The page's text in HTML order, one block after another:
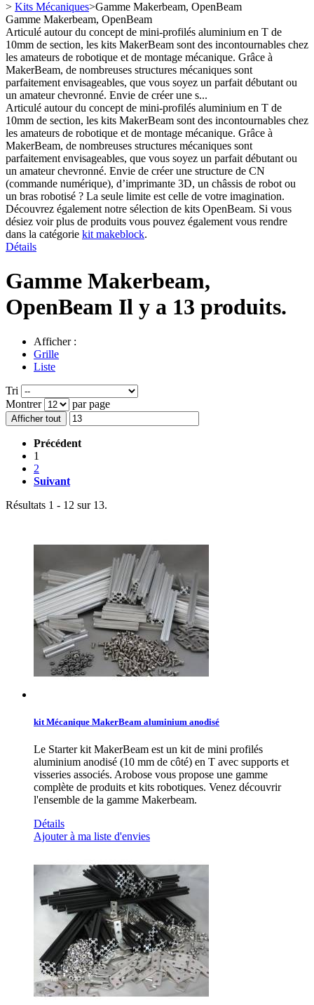
> Kits Mécaniques>Gamme Makerbeam, OpenBeam
Gamme Makerbeam, OpenBeam
Articulé autour du concept de mini-profilés aluminium en T de
10mm de section, les kits MakerBeam sont des incontournables chez
les amateurs de robotique et de montage mécanique. Grâce à
MakerBeam, de nombreuses structures mécaniques sont
parfaitement envisageables, que vous soyez un parfait débutant ou
un amateur chevronné. Envie de créer une s...
Articulé autour du concept de mini-profilés aluminium en T de
10mm de section, les kits MakerBeam sont des incontournables chez
les amateurs de robotique et de montage mécanique. Grâce à
MakerBeam, de nombreuses structures mécaniques sont
parfaitement envisageables, que vous soyez un parfait débutant ou
un amateur chevronné. Envie de créer une structure de CN
(commande numérique), d’imprimante 3D, un châssis de robot ou
un bras robotisé ? La seule limite est celle de votre imagination.
Découvrez également notre sélection de kits OpenBeam. Si vous
désiez voir plus de produits vous pouvez également vous rendre
dans la catégorie kit makeblock.
Détails
Gamme Makerbeam,
OpenBeam Il y a 13 produits.
Afficher :
Grille
Liste
Tri
Montrer
par page
Afficher tout
Précédent
1
2
Suivant
Résultats 1 - 12 sur 13.
kit Mécanique MakerBeam aluminium anodisé
Le Starter kit MakerBeam est un kit de mini profilés
aluminium anodisé (10 mm de côté) en T avec supports et
visseries associés. Arobose vous propose une gamme
complète de produits et kits robotiques. Venez découvrir
l'ensemble de la gamme Makerbeam.
Détails
Ajouter à ma liste d'envies